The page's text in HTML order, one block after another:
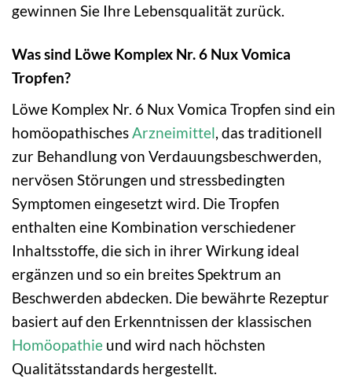
gewinnen Sie Ihre Lebensqualität zurück.
Was sind Löwe Komplex Nr. 6 Nux Vomica
Tropfen?
Löwe Komplex Nr. 6 Nux Vomica Tropfen sind ein
homöopathisches Arzneimittel , das traditionell
zur Behandlung von Verdauungsbeschwerden,
nervösen Störungen und stressbedingten
Symptomen eingesetzt wird. Die Tropfen
enthalten eine Kombination verschiedener
Inhaltsstoffe, die sich in ihrer Wirkung ideal
ergänzen und so ein breites Spektrum an
Beschwerden abdecken. Die bewährte Rezeptur
basiert auf den Erkenntnissen der klassischen
Homöopathie und wird nach höchsten
Qualitätsstandards hergestellt.